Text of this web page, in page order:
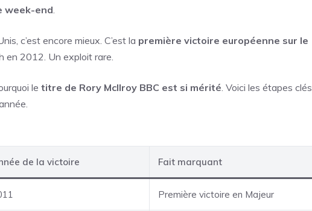
week-end.
c’est encore mieux. C’est la première victoire européenne sur le
en 2012. Un exploit rare.
le titre de Rory McIlroy BBC est si mérité. Voici les étapes clés
de la victoire Fait marquant
Première victoire en Majeur